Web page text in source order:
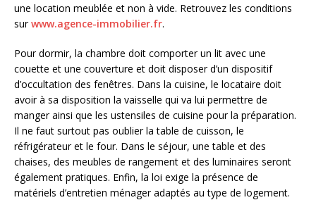
une location meublée et non à vide. Retrouvez les conditions
surwww.agence-immobilier.fr.
Pour dormir, la chambre doit comporter un lit avec une
couette et une couverture et doit disposer d’un dispositif
d’occultation des fenêtres. Dans la cuisine, le locataire doit
avoir à sa disposition la vaisselle qui va lui permettre de
manger ainsi que les ustensiles de cuisine pour la préparation.
Il ne faut surtout pas oublier la table de cuisson, le
réfrigérateur et le four. Dans le séjour, une table et des
chaises, des meubles de rangement et des luminaires seront
également pratiques. Enfin, la loi exige la présence de
matériels d’entretien ménager adaptés au type de logement.